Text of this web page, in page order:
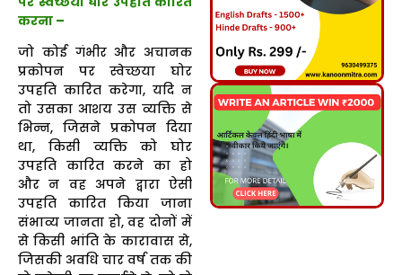
करना –
जो कोई गंभीर और अचानक
प्रकोपन पर स्वेच्छया घोर
उपहति कारित करेगा, यदि न
तो उसका आशय उस व्यक्ति से
भिन्न, जिसने प्रकोपन दिया
था, किसी व्यक्ति को घोर
उपहति कारित करने का हो
और न वह अपने द्वारा ऐसी
उपहति कारित किया जाना
संभाव्य जानता हो, वह दोनों में
से किसी भांति के कारावास से,
जिसकी अवधि चार वर्ष तक की